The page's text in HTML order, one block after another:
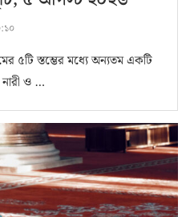
৫টি স্তম্ভের মধ্যে অন্যতম একটি
নারী ও …